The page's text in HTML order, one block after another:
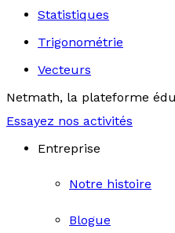
Statistiques
Trigonométrie
Vecteurs
Netmath, la plateforme
Essayez nos activités
Entreprise
Notre histoire
Blogue